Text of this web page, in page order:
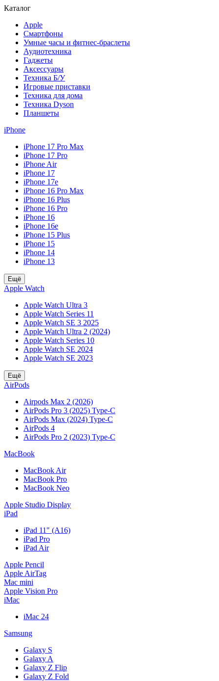
Каталог
Apple
Смартфоны
Умные часы и фитнес-браслеты
Аудиотехника
Гаджеты
Аксессуары
Техника Б/У
Игровые приставки
Техника для дома
Техника Dyson
Планшеты
iPhone
iPhone 17 Pro Max
iPhone 17 Pro
iPhone Air
iPhone 17
iPhone 17e
iPhone 16 Pro Max
iPhone 16 Plus
iPhone 16 Pro
iPhone 16
iPhone 16e
iPhone 15 Plus
iPhone 15
iPhone 14
iPhone 13
Ещё
Apple Watch
Apple Watch Ultra 3
Apple Watch Series 11
Apple Watch SE 3 2025
Apple Watch Ultra 2 (2024)
Apple Watch Series 10
Apple Watch SE 2024
Apple Watch SE 2023
Ещё
AirPods
Airpods Max 2 (2026)
AirPods Pro 3 (2025) Type-C
AirPods Max (2024) Type-C
AirPods 4
AirPods Pro 2 (2023) Type-C
MacBook
MacBook Air
MacBook Pro
MacBook Neo
Apple Studio Display
iPad
iPad 11" (A16)
iPad Pro
iPad Air
Apple Pencil
Apple AirTag
Mac mini
Apple Vision Pro
iMac
iMac 24
Samsung
Galaxy S
Galaxy A
Galaxy Z Flip
Galaxy Z Fold